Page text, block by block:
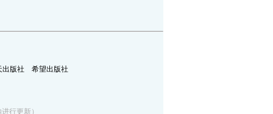
出版社 希望出版社
行更新）